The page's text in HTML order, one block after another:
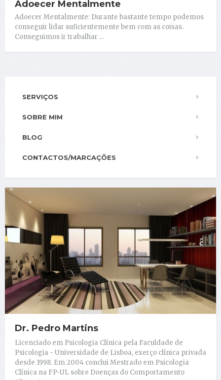
Adoecer Mentalmente
Adoecer Mentalmente: Durante bastante tempo podemos
conseguir lidar suficientemente bem com as coisas.
Conseguimos ir trabalhar …
SERVIÇOS
SOBRE MIM
BLOG
CONTACTOS/MARCAÇÕES
Dr. Pedro Martins
Licenciado em Psicologia Clínica pela Faculdade de
Psicologia - Universidade de Lisboa, exerço clínica privada
desde 1998. Em 2004 conclui Mestrado em Psicologia
Clínica na FP-UL sobre Doenças do Comportamento